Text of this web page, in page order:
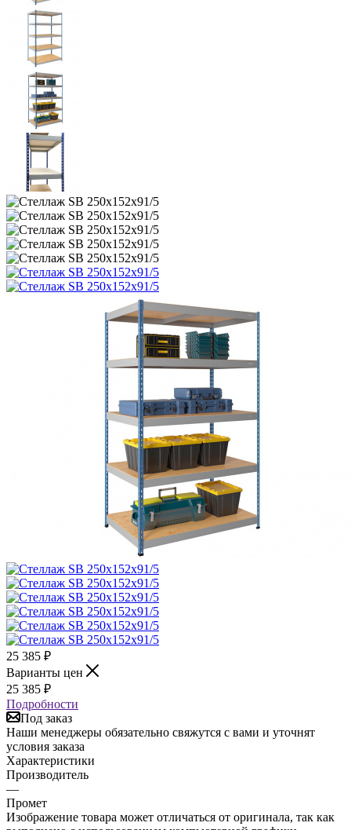
25 385 ₽
Варианты цен
25 385 ₽
Подробности
Под заказ
Наши менеджеры обязательно свяжутся с вами и уточнят
условия заказа
Характеристики
Производитель
—
Промет
Изображение товара может отличаться от оригинала, так как